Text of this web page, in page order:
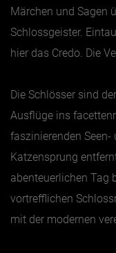
Dezember
Märchen und Sagen
Schlossgeister.
hier das Credo. Die
Die Schlösser sind
Ausflüge ins
faszinierenden
Katzensprung
abenteuerlichen Tag
vortrefflichen
mit der modernen